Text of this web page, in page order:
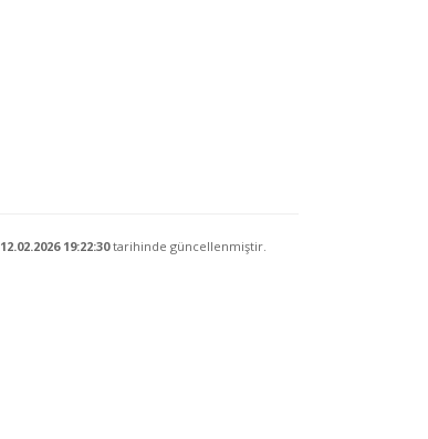
12.02.2026 19:22:30tarihinde güncellenmiştir.